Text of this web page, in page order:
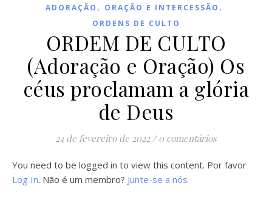
ADORAÇÃO , ORAÇÃO E INTERCESSÃO ,
ORDENS DE CULTO
ORDEM DE CULTO
(Adoração e Oração) Os
céus proclamam a glória
de Deus
24 de fevereiro de 2022 / 0 comentários
You need to be logged in to view this content. Por favor
Log In. Não é um membro? Junte-se a nós